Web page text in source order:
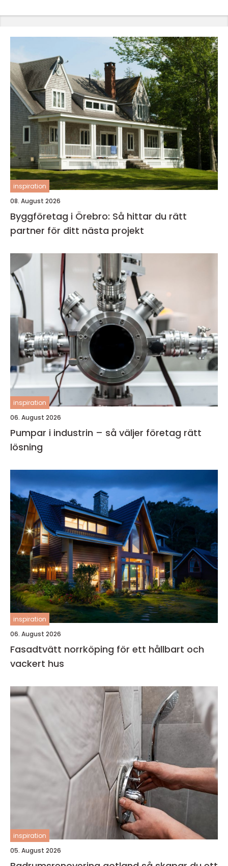
inspiration
08. August 2026
Byggföretag i Örebro: Så hittar du rätt
partner för ditt nästa projekt
inspiration
06. August 2026
Pumpar i industrin – så väljer företag rätt
lösning
inspiration
06. August 2026
Fasadtvätt norrköping för ett hållbart och
vackert hus
inspiration
05. August 2026